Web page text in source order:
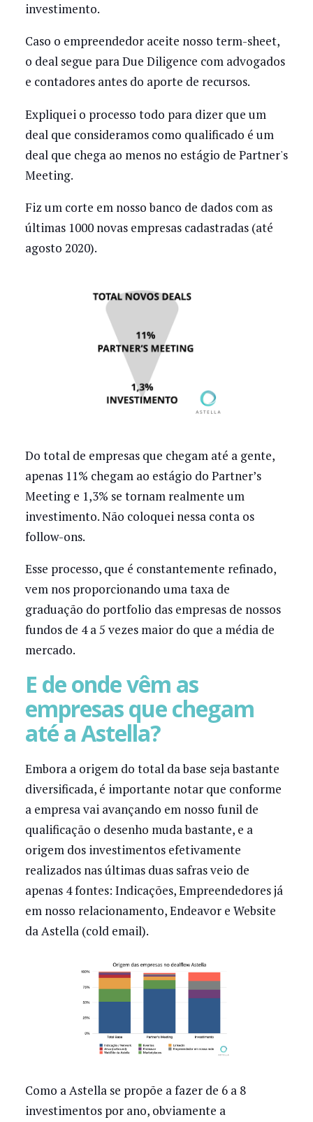
investimento.
Caso o empreendedor aceite nosso term-sheet,
o deal segue para Due Diligence com advogados
e contadores antes do aporte de recursos.
Expliquei o processo todo para dizer que um
deal que consideramos como qualificado é um
deal que chega ao menos no estágio de Partner's
Meeting.
Fiz um corte em nosso banco de dados com as
últimas 1000 novas empresas cadastradas (até
agosto 2020).
Do total de empresas que chegam até a gente,
apenas 11% chegam ao estágio do Partner’s
Meeting e 1,3% se tornam realmente um
investimento. Não coloquei nessa conta os
follow-ons.
Esse processo, que é constantemente refinado,
vem nos proporcionando uma taxa de
graduação do portfolio das empresas de nossos
fundos de 4 a 5 vezes maior do que a média de
mercado.
E de onde vêm as
empresas que chegam
até a Astella?
Embora a origem do total da base seja bastante
diversificada, é importante notar que conforme
a empresa vai avançando em nosso funil de
qualificação o desenho muda bastante, e a
origem dos investimentos efetivamente
realizados nas últimas duas safras veio de
apenas 4 fontes: Indicações, Empreendedores já
em nosso relacionamento, Endeavor e Website
da Astella (cold email).
Como a Astella se propõe a fazer de 6 a 8
investimentos por ano, obviamente a